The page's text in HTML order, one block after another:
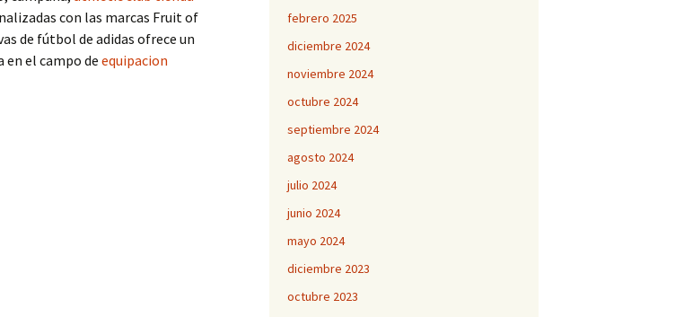
con las marcas Fruit of
de fútbol de adidas ofrece un
en el campo de equipacion
febrero 2025
diciembre 2024
noviembre 2024
octubre 2024
septiembre 2024
agosto 2024
julio 2024
junio 2024
mayo 2024
diciembre 2023
octubre 2023